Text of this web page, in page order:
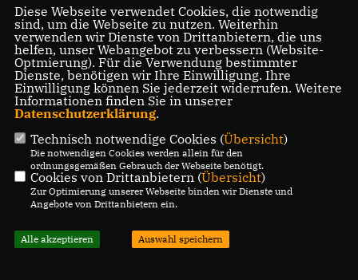
Diese Webseite verwendet Cookies, die notwendig
sind, um die Webseite zu nutzen. Weiterhin
verwenden wir Dienste von Drittanbietern, die uns
helfen, unser Webangebot zu verbessern (Website-
Optmierung). Für die Verwendung bestimmter
Dienste, benötigen wir Ihre Einwilligung. Ihre
Einwilligung können Sie jederzeit widerrufen. Weitere
Informationen finden Sie in unserer
Datenschutzerklärung.
Technisch notwendige Cookies (Übersicht)
Die notwendigen Cookies werden allein für den
ordnungsgemäßen Gebrauch der Webseite benötigt.
Cookies von Drittanbietern (Übersicht)
Zur Optimierung unserer Webseite binden wir Dienste und
Angebote von Drittanbietern ein.
Alle akzeptieren Auswahl speichern